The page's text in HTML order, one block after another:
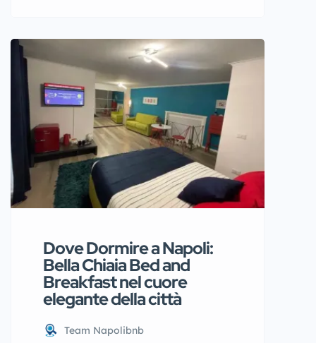
Studioflat with 2 Terraces, una
soluzione abitativa pensata per
chi desidera un soggiorno con
vista panoramica sul mare.
Questa proposta si distingue per la
presenza di due terrazze private
che regalano scorci suggestivi […]
Dove Dormire a Napoli:
Bella Chiaia Bed and
Breakfast nel cuore
elegante della città
Team Napolibnb